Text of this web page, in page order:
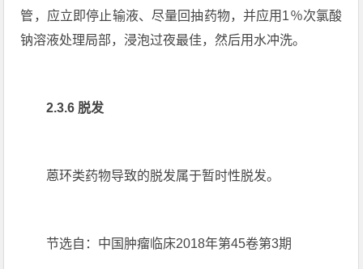
管，应立即停止输液、尽量回抽药物，并应用1％次氯酸
钠溶液处理局部，浸泡过夜最佳，然后用水冲洗。
2.3.6 脱发
蒽环类药物导致的脱发属于暂时性脱发。
节选自：中国肿瘤临床2018年第45卷第3期